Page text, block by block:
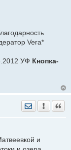
Vera*
УФ Кнопка-
Отправить
и